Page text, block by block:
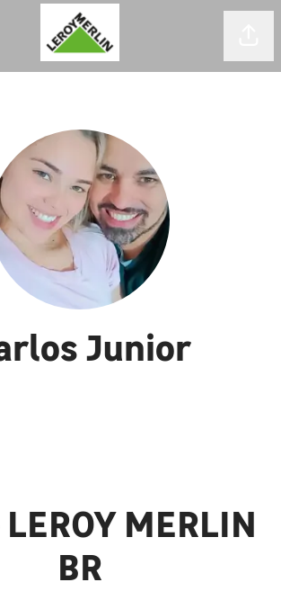
Junior
MERLIN
BR